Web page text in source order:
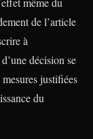
de l’article
à
décision se
justifiées
du